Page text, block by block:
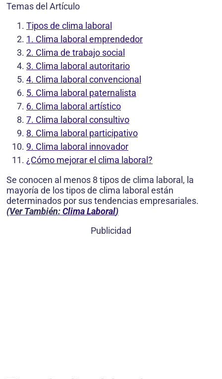
Temas del Artículo
Tipos de clima laboral
1. Clima laboral emprendedor
2. Clima de trabajo social
3. Clima laboral autoritario
4. Clima laboral convencional
5. Clima laboral paternalista
6. Clima laboral artístico
7. Clima laboral consultivo
8. Clima laboral participativo
9. Clima laboral innovador
¿Cómo mejorar el clima laboral?
Se conocen al menos 8 tipos de clima laboral, la
mayoría de los tipos de clima laboral están
determinados por sus tendencias empresariales.
(Ver También:Clima Laboral)
Publicidad